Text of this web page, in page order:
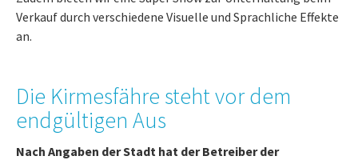
Verkauf durch verschiedene Visuelle und Sprachliche Effekte
an.
Die Kirmesfähre steht vor dem
endgültigen Aus
Nach Angaben der Stadt hat der Betreiber der